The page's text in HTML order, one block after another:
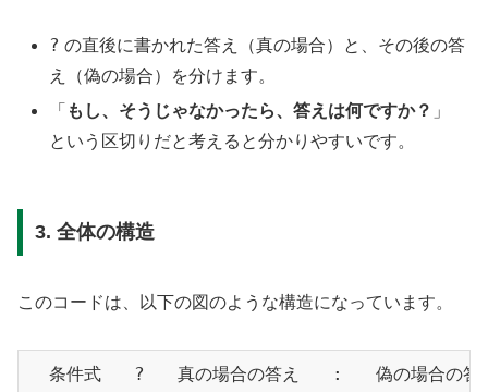
? の直後に書かれた答え（真の場合）と、その後の答
え（偽の場合）を分けます。
「 もし、そうじゃなかったら、答えは何ですか？ 」
という区切りだと考えると分かりやすいです。
3. 全体の構造
このコードは、以下の図のような構造になっています。